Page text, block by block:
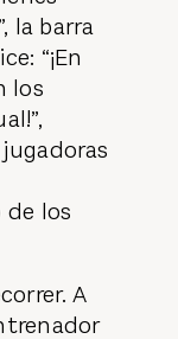
la barra
“¡En
los
los
A